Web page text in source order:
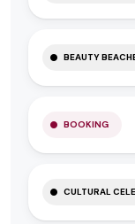
BEAUTY
BOOKING
CULTURAL